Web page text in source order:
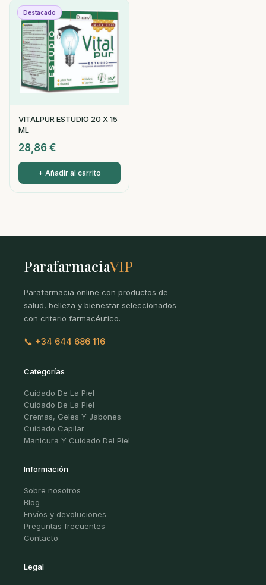
Destacado
VITALPUR ESTUDIO 20 X 15
ML
28,86 €
+ Añadir al carrito
ParafarmaciaVIP
Parafarmacia online con productos de
salud, belleza y bienestar seleccionados
con criterio farmacéutico.
📞 +34 644 686 116
Categorías
Cuidado De La Piel
Cuidado De La Piel
Cremas, Geles Y Jabones
Cuidado Capilar
Manicura Y Cuidado Del Piel
Información
Sobre nosotros
Blog
Envíos y devoluciones
Preguntas frecuentes
Contacto
Legal